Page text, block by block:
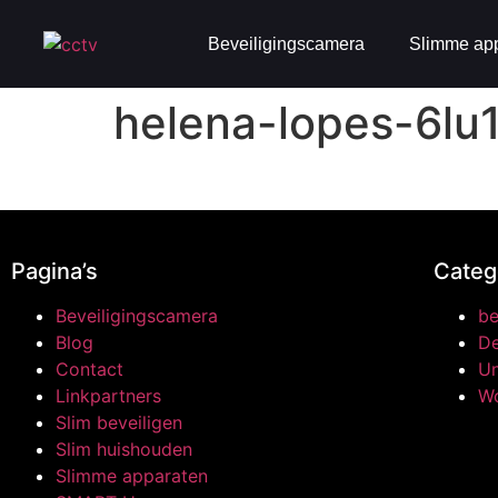
Beveiligingscamera Slimme
helena-lopes-
Pagina’s
Beveiligingscamera
Blog
Contact
Linkpartners
Slim beveiligen
Slim huishouden
Slimme apparaten